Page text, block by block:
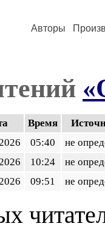
Авторы
Время
05:40
не
10:24
не
09:51 не